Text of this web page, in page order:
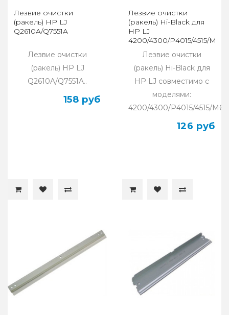
Лезвие очистки
(ракель) HP LJ
Q2610A/Q7551A
Лезвие очистки
(ракель) HP LJ
Q2610A/Q7551A..
158 руб
Лезвие очистки
(ракель) Hi-Black для
HP LJ
4200/4300/P4015/4515/
Лезвие очистки
(ракель) Hi-Black для
HP LJ совместимо с
моделями:
4200/4300/P4015/4515/
126 руб